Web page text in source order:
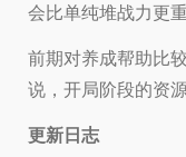
会比单纯堆战力更重
前期对养成帮助比
说，开局阶段的资
更新日志